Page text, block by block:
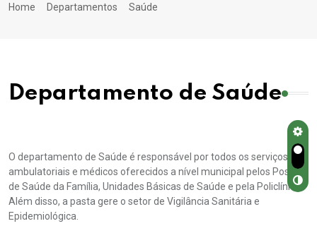
Home Departamentos Saúde
Departamento de Saúde
O departamento de Saúde é responsável por todos os serviços
ambulatoriais e médicos oferecidos a nível municipal pelos Postos
de Saúde da Família, Unidades Básicas de Saúde e pela Policlínica.
Além disso, a pasta gere o setor de Vigilância Sanitária e
Epidemiológica.